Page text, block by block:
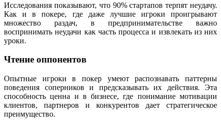
Исследования показывают, что 90% стартапов терпят неудачу.
Как и в покере, где даже лучшие игроки проигрывают
множество раздач, в предпринимательстве важно
воспринимать неудачи как часть процесса и извлекать из них
уроки.
Чтение оппонентов
Опытные игроки в покер умеют распознавать паттерны
поведения соперников и предсказывать их действия. Эта
способность ценна и в бизнесе, где понимание мотивации
клиентов, партнеров и конкурентов дает стратегическое
преимущество.